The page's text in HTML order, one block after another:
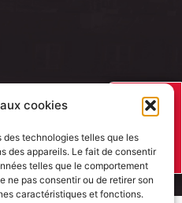
cookies
des technologies telles que les
des appareils. Le fait de consentir
telles que le comportement
ne pas consentir ou de retirer son
caractéristiques et fonctions.
J’AI UN
PROJET